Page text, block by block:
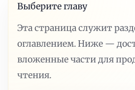
Выберите главу
Эта страница служит
оглавлением. Ниже —
вложенные части для
чтения.